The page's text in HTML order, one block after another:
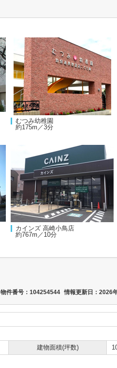
むつみ幼稚園
約175m／3分
カインズ 高崎小鳥店
約767m／10分
物件番号：104254544 情報更新日：2026
建物面積(坪数)